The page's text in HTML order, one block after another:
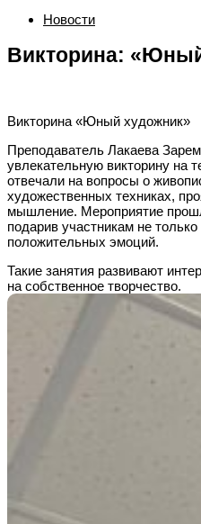
Новости
Викторина:
Викторина «Юный художник»
Преподаватель Лакаева
увлекательную викторину на
отвечали на вопросы о
художественных техниках,
мышление. Мероприятие
подарив участникам не
положительных эмоций.
Такие занятия развивают
на собственное творчество.